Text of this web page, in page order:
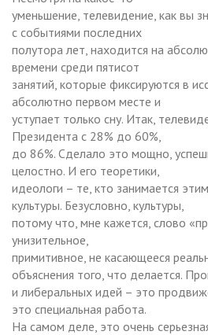
уменьшение, телевидение, как вы
с событиями последних
полутора лет, находится на
времени среди пятисот
занятий, которые фиксируются в
абсолютно первом месте и
уступает только сну. Итак,
Президента с 28% до 60%,
до 86%. Сделало это мощно,
целостно. И его теоретики,
идеологи – те, кто занимается
культуры. Безусловно, культуры,
потому что, мне кажется, слово
унизительное,
примитивное, не касающееся
объяснения того, что делается.
и либеральных идей – это
это специальная работа.
На самом деле, это очень